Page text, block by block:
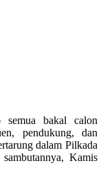
semua bakal calon
pendukung, dan
dalam Pilkada
Kamis